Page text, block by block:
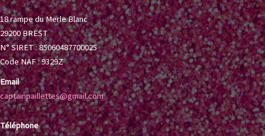
18 rampe du Merle Blanc
29200 BREST
N° SIRET : 85060487700025
Code NAF : 9329Z
Email
captainpaillettes@gmail.com
Téléphone